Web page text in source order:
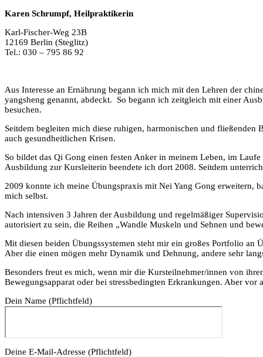
Karen Schrumpf, Heilpraktikerin
Karl-Fischer-Weg 23B
12169 Berlin (Steglitz)
Tel.: 030 – 795 86 92
Aus Interesse an Ernährung begann ich mich mit den Lehren der
yangsheng genannt, abdeckt. So begann ich zeitgleich mit einer
besuchen.
Seitdem begleiten mich diese ruhigen, harmonischen und
auch gesundheitlichen Krisen.
So bildet das Qi Gong einen festen Anker in meinem Leben, im
Ausbildung zur Kursleiterin beendete ich dort 2008. Seitdem
2009 konnte ich meine Übungspraxis mit Nei Yang Gong erweitern,
mich selbst.
Nach intensiven 3 Jahren der Ausbildung und regelmäßiger
autorisiert zu sein, die Reihen „Wandle Muskeln und Sehnen und
Mit diesen beiden Übungssystemen steht mir ein großes Portfolio an
Aber die einen mögen mehr Dynamik und Dehnung, andere sehr
Besonders freut es mich, wenn mir die Kursteilnehmer/innen von
Bewegungsapparat oder bei stressbedingten Erkrankungen. Aber vor
Dein Name (Pflichtfeld)
Deine E-Mail-Adresse (Pflichtfeld)